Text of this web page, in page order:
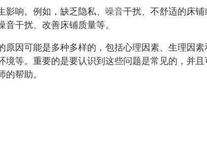
响。例如，缺乏隐私、 噪音干扰、不舒适的床
干扰、改善床铺质量等。
原因可能是多种多样的，包括心理因素、生理因
境等。重要的是要认识到这些问题是常见的，并
帮助。